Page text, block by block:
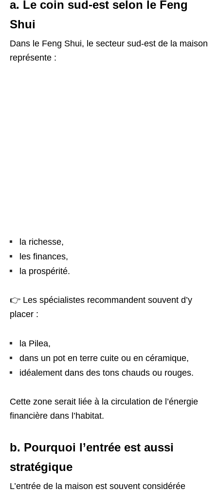
a. Le coin sud-est selon le Feng
Shui
Dans le Feng Shui, le secteur sud-est de la maison
représente :
la richesse,
les finances,
la prospérité.
👉 Les spécialistes recommandent souvent d’y
placer :
la Pilea,
dans un pot en terre cuite ou en céramique,
idéalement dans des tons chauds ou rouges.
Cette zone serait liée à la circulation de l’énergie
financière dans l’habitat.
b. Pourquoi l’entrée est aussi
stratégique
L’entrée de la maison est souvent considérée